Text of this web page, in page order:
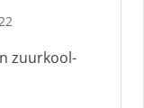
zuurkool-